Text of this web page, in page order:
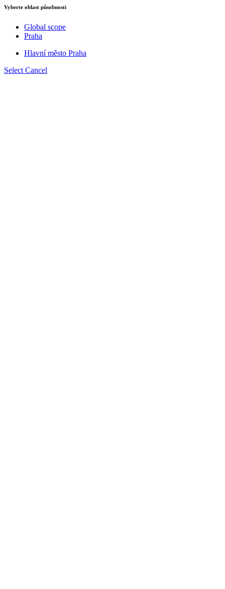
Vyberte oblast působnosti
Global scope
Praha
Hlavní město Praha
Select Cancel